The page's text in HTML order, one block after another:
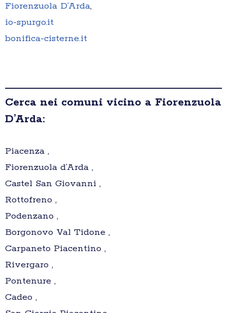
Fiorenzuola D’Arda,
io-spurgo.it
bonifica-cisterne.it
Cerca nei comuni vicino a Fiorenzuola
D’Arda:
Piacenza ,
Fiorenzuola d’Arda ,
Castel San Giovanni ,
Rottofreno ,
Podenzano ,
Borgonovo Val Tidone ,
Carpaneto Piacentino ,
Rivergaro ,
Pontenure ,
Cadeo ,